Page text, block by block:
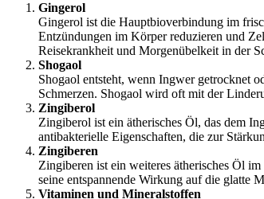
Gingerol
Gingerol ist die Hauptbioverbindung im
Entzündungen im Körper reduzieren und
Reisekrankheit und Morgenübelkeit in der
Shogaol
Shogaol entsteht, wenn Ingwer getrocknet
Schmerzen. Shogaol wird oft mit der
Zingiberol
Zingiberol ist ein ätherisches Öl, das dem
antibakterielle Eigenschaften, die zur
Zingiberen
Zingiberen ist ein weiteres ätherisches Öl
seine entspannende Wirkung auf die glatte
Vitaminen und Mineralstoffen